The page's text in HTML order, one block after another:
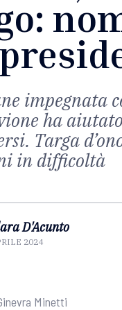
impegnata
ha
Targa
in difficoltà
D'Acunto
2024
Minetti